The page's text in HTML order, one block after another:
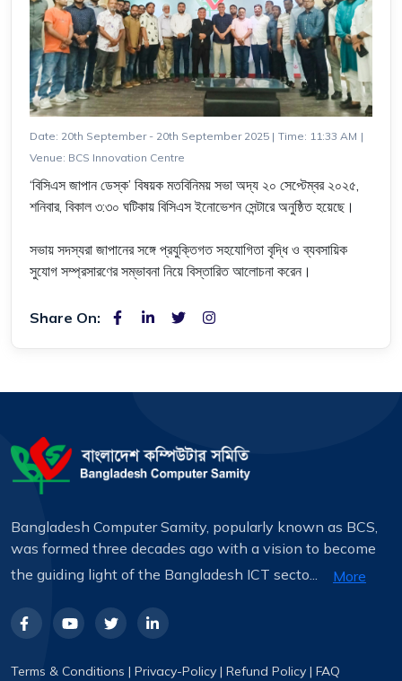
Date: 20th September - 20th September 2025 | Time: 11:33 AM |
Venue: BCS Innovation Centre
‘বিসিএস জাপান ডেস্ক’ বিষয়ক মতবিনিময় সভা অদ্য ২০ সেপ্টেম্বর ২০২৫,
শনিবার, বিকাল ৩:৩০ ঘটিকায় বিসিএস ইনোভেশন সেন্টারে অনুষ্ঠিত হয়েছে।
সভায় সদস্যরা জাপানের সঙ্গে প্রযুক্তিগত সহযোগিতা বৃদ্ধি ও ব্যবসায়িক
সুযোগ সম্প্রসারণের সম্ভাবনা নিয়ে বিস্তারিত আলোচনা করেন।
Share On:
Bangladesh Computer Samity, popularly known as BCS,
was formed three decades ago with a vision to become
the guiding light of the Bangladesh ICT secto...
More
Terms & Conditions | Privacy-Policy | Refund Policy | FAQ